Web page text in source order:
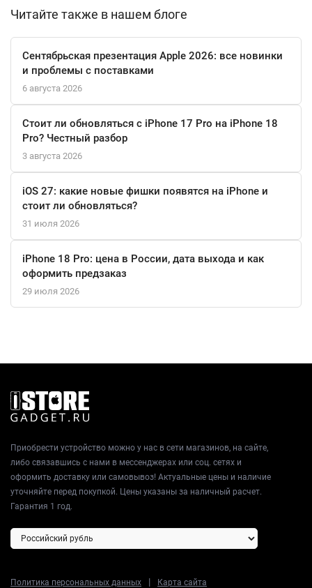
Сотовая связь поддерживает 5G, а также Bluetooth 5.3 и NFC,
что делает обмен данными быстрым и простым. Энергоемкая
батарея позволяет использовать устройство до 80 часов для
воспроизведения аудио и до 22 часов для воспроизведения
видео.
iPhone 16 также предлагает защиту от воды и пыли (до 6
метров на 30 минут), а стильный алюминиевый корпус делает
его не только прочным, но и легким – всего 171 грамм.
Поддержка MagSafe и USB Type-C добавляют дополнительные
удобства в использовании.
С iPhone 16 вы получаете смартфон, который не только
отвечает всем современным требованиям, но и становится
истинным отражением вашего стиля.
Читайте также в нашем блоге
Сентябрьская презентация Apple 2026: все новинки
и проблемы с поставками
6 августа 2026
Стоит ли обновляться с iPhone 17 Pro на iPhone 18
Pro? Честный разбор
3 августа 2026
iOS 27: какие новые фишки появятся на iPhone и
стоит ли обновляться?
31 июля 2026
iPhone 18 Pro: цена в России, дата выхода и как
оформить предзаказ
29 июля 2026
Приобрести устройство можно у нас в сети магазинов, на сайте,
либо связавшись с нами в мессенджерах или соц. сетях и
оформить доставку или самовывоз! Актуальные цены и наличие
уточняйте перед покупкой. Цены указаны за наличный расчет.
Гарантия 1 год.
Политика персональных данных | Карта сайта